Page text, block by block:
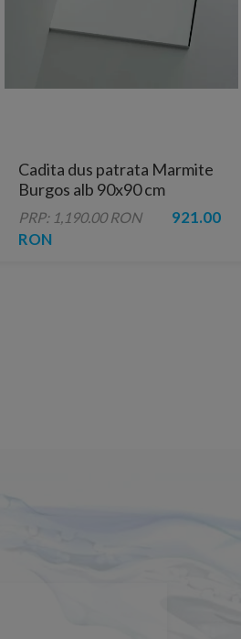
Cadita dus patrata Marmite
Burgos alb 90x90 cm
PRP: 1,190.00 RON
921.00
RON